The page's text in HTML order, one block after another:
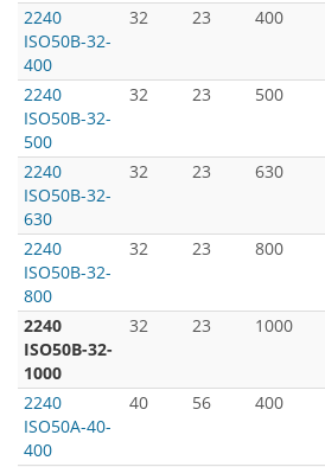
2240
ISO50B-32-
400
32 23 400
2240
ISO50B-32-
500
32 23 500
2240
ISO50B-32-
630
32 23 630
2240
ISO50B-32-
800
32 23 800
2240
ISO50B-32-
1000
32 23 1000
2240
ISO50A-40-
400
40 56 400